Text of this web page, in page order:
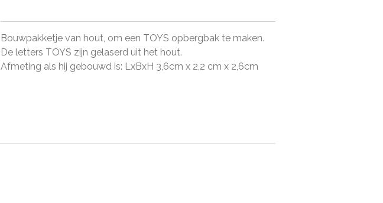
Bouwpakketje van hout, om een TOYS opbergbak te maken.
De letters TOYS zijn gelaserd uit het hout.
Afmeting als hij gebouwd is: LxBxH 3,6cm x 2,2 cm x 2,6cm